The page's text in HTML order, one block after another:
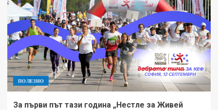
ПОЛЕЗНО
За първи път тази година „Нестле за Живей